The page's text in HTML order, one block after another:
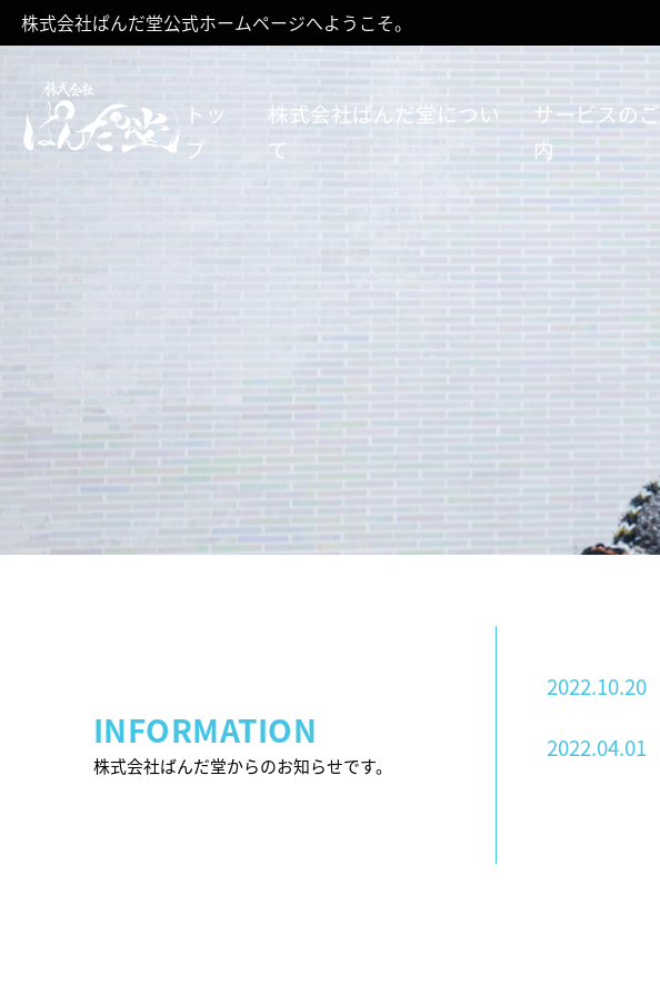
株式会社ぱんだ堂公式ホームページへようこそ。
トッ
プ
株式会社ぱんだ堂につい
て
サービスの
内
INFORMATION
株式会社ばんだ堂からのお知らせです。
2022.10.20
2022.04.01